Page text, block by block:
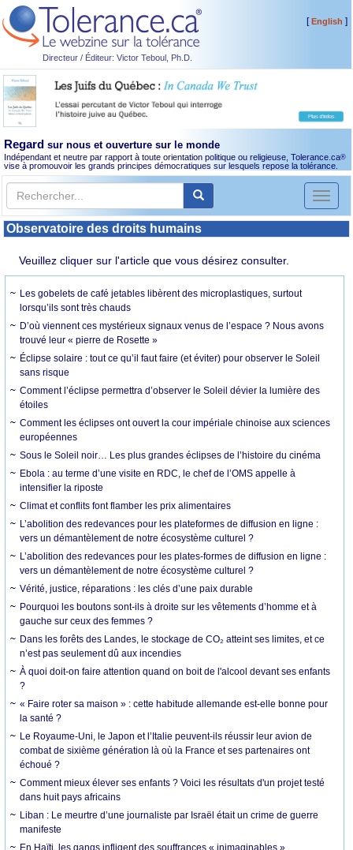
Directeur / Éditeur: Victor Teboul, Ph.D.
[English ]
Regard sur nous et ouverture sur le monde
Indépendant et neutre par rapport à toute orientation politique ou religieuse, Tolerance.ca®
vise à promouvoir les grands principes démocratiques sur lesquels repose la tolérance.
Toggle
Observatoire des droits humains
Veuillez cliquer sur l'article que vous désirez consulter.
Les gobelets de café jetables libèrent des microplastiques, surtout
lorsqu’ils sont très chauds
D’où viennent ces mystérieux signaux venus de l’espace ? Nous avons
trouvé leur « pierre de Rosette »
Éclipse solaire : tout ce qu’il faut faire (et éviter) pour observer le Soleil
sans risque
Comment l’éclipse permettra d’observer le Soleil dévier la lumière des
étoiles
Comment les éclipses ont ouvert la cour impériale chinoise aux sciences
européennes
Sous le Soleil noir… Les plus grandes éclipses de l’histoire du cinéma
Ebola : au terme d’une visite en RDC, le chef de l’OMS appelle à
intensifier la riposte
Climat et conflits font flamber les prix alimentaires
L’abolition des redevances pour les plateformes de diffusion en ligne :
vers un démantèlement de notre écosystème culturel ?
L’abolition des redevances pour les plates-formes de diffusion en ligne :
vers un démantèlement de notre écosystème culturel ?
Vérité, justice, réparations : les clés d’une paix durable
Pourquoi les boutons sont-ils à droite sur les vêtements d’homme et à
gauche sur ceux des femmes ?
Dans les forêts des Landes, le stockage de CO₂ atteint ses limites, et ce
n’est pas seulement dû aux incendies
À quoi doit-on faire attention quand on boit de l'alcool devant ses enfants
?
« Faire roter sa maison » : cette habitude allemande est-elle bonne pour
la santé ?
Le Royaume-Uni, le Japon et l’Italie peuvent-ils réussir leur avion de
combat de sixième génération là où la France et ses partenaires ont
échoué ?
Comment mieux élever ses enfants ? Voici les résultats d'un projet testé
dans huit pays africains
Liban : Le meurtre d’une journaliste par Israël était un crime de guerre
manifeste
En Haïti, les gangs infligent des souffrances « inimaginables »